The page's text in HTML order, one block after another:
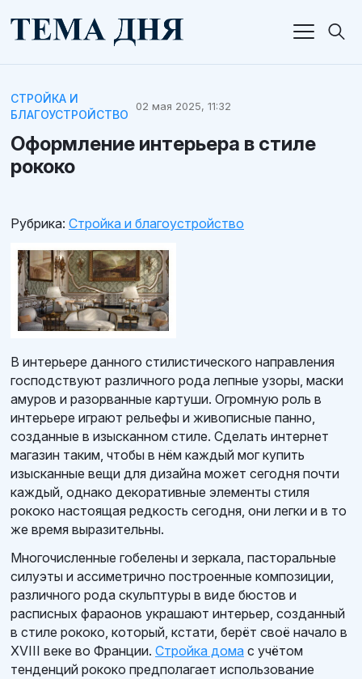
СТРОЙКА И
БЛАГОУСТРОЙСТВО
02 мая 2025, 11:32
Оформление интерьера в стиле
рококо
Рубрика: Стройка и благоустройство
В интерьере данного стилистического направления
господствуют различного рода лепные узоры, маски
амуров и разорванные картуши. Огромную роль в
интерьере играют рельефы и живописные панно,
созданные в изысканном стиле. Сделать интернет
магазин таким, чтобы в нём каждый мог купить
изысканные вещи для дизайна может сегодня почти
каждый, однако декоративные элементы стиля
рококо настоящая редкость сегодня, они легки и в то
же время выразительны.
Многочисленные гобелены и зеркала, пасторальные
силуэты и ассиметрично построенные композиции,
различного рода скульптуры в виде бюстов и
расписных фараонов украшают интерьер, созданный
в стиле рококо, который, кстати, берёт своё начало в
XVIII веке во Франции. Стройка дома с учётом
тенденций рококо предполагает использование